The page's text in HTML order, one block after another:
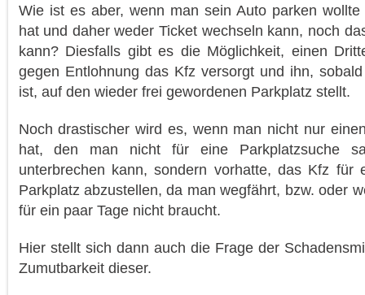
Wie ist es aber, wenn man sein Auto parken
hat und daher weder Ticket wechseln kann, noch
kann? Diesfalls gibt es die Möglichkeit, einen
gegen Entlohnung das Kfz versorgt und ihn,
ist, auf den wieder frei gewordenen Parkplatz stellt.
Noch drastischer wird es, wenn man nicht nur
hat, den man nicht für eine Parkplatzsuche
unterbrechen kann, sondern vorhatte, das Kfz für
Parkplatz abzustellen, da man wegfährt, bzw. oder
für ein paar Tage nicht braucht.
Hier stellt sich dann auch die Frage der
Zumutbarkeit dieser.